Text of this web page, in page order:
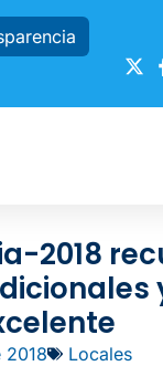
2018
2018 Locales